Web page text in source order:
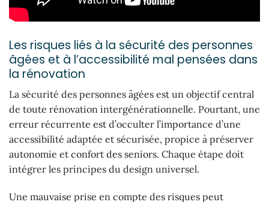
Les risques liés à la sécurité des personnes
âgées et à l’accessibilité mal pensées dans
la rénovation
La sécurité des personnes âgées est un objectif central
de toute rénovation intergénérationnelle. Pourtant, une
erreur récurrente est d’occulter l’importance d’une
accessibilité adaptée et sécurisée, propice à préserver
autonomie et confort des seniors. Chaque étape doit
intégrer les principes du design universel.
Une mauvaise prise en compte des risques peut